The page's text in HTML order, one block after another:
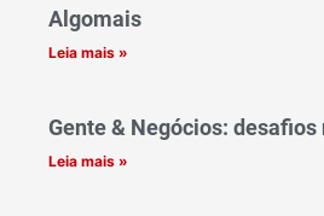
Algomais
Leia mais »
Gente & Negócios:
Leia mais »